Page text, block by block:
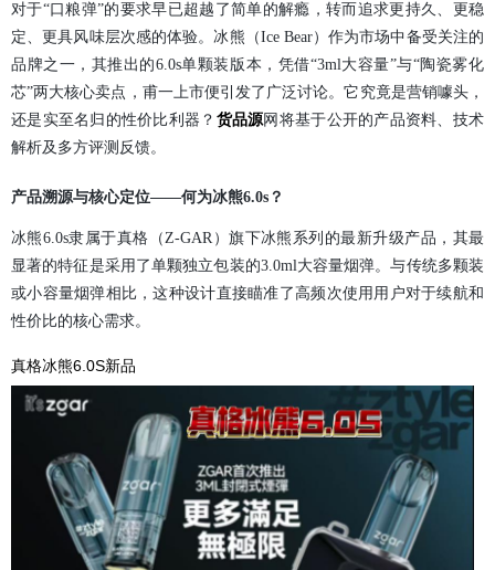
对于“口粮弹”的要求早已超越了简单的解瘾，转而追求更持久、更稳
定、更具风味层次感的体验。冰熊（Ice Bear）作为市场中备受关注的
品牌之一，其推出的6.0s单颗装版本，凭借“3ml大容量”与“陶瓷雾化
芯”两大核心卖点，甫一上市便引发了广泛讨论。它究竟是营销噱头，
还是实至名归的性价比利器？ 货品源网将基于公开的产品资料、技术
解析及多方评测反馈。
产品溯源与核心定位——何为冰熊6.0s？
冰熊6.0s隶属于真格（Z-GAR）旗下冰熊系列的最新升级产品，其最
显著的特征是采用了单颗独立包装的3.0ml大容量烟弹。与传统多颗装
或小容量烟弹相比，这种设计直接瞄准了高频次使用用户对于续航和
性价比的核心需求。
真格冰熊6.0S新品